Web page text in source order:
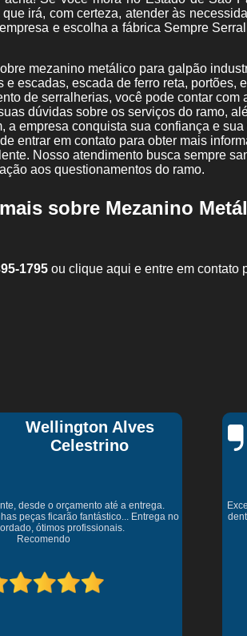
irá, com certeza, atender às
e escolha a fábrica Sempre
mezanino metálico para galpão
e escadas, escada de ferro reta, portões,
de serralherias, você pode contar
dúvidas sobre os serviços do ramo,
a empresa conquista sua confiança e
entrar em contato para obter mais
Nosso atendimento busca sempre
aos questionamentos do ramo.
sobre Mezanino
1795 ou clique aqui e entre em contato
Ferreira
serviço de extrema qualidade entrega
está de parabéns pela qualidade dos
Serviços.
At.Vagner Ferreira